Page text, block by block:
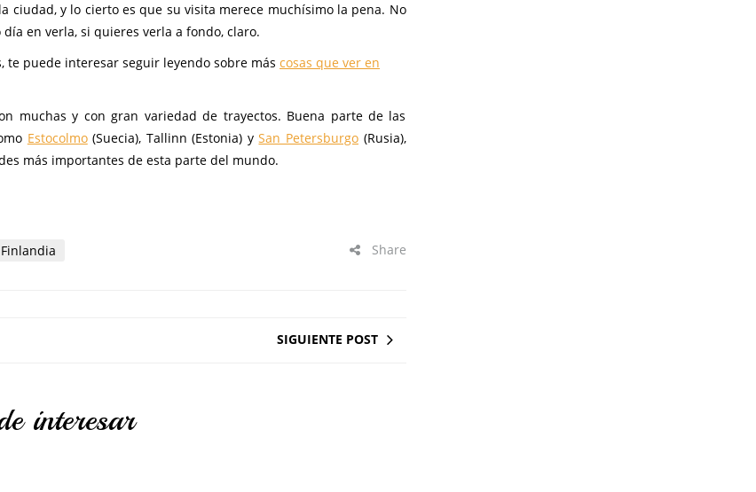
ciudad, y lo cierto es que su visita merece muchísimo la pena. No
en verla, si quieres verla a fondo, claro.
te puede interesar seguir leyendo sobre más cosas que ver en
muchas y con gran variedad de trayectos. Buena parte de las
Estocolmo(Suecia), Tallinn (Estonia) ySan Petersburgo(Rusia),
más importantes de esta parte del mundo.
Share
SIGUIENTE POST
interesar